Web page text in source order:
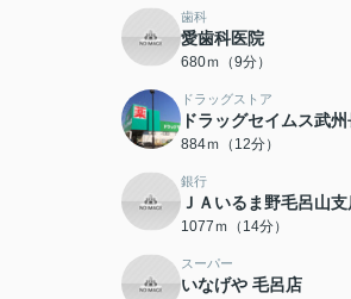
歯科
愛歯科医院
680ｍ（9分）
ドラッグストア
ドラッグセイムス武
884ｍ（12分）
銀行
ＪＡいるま野毛呂山支
1077ｍ（14分）
スーパー
いなげや 毛呂店